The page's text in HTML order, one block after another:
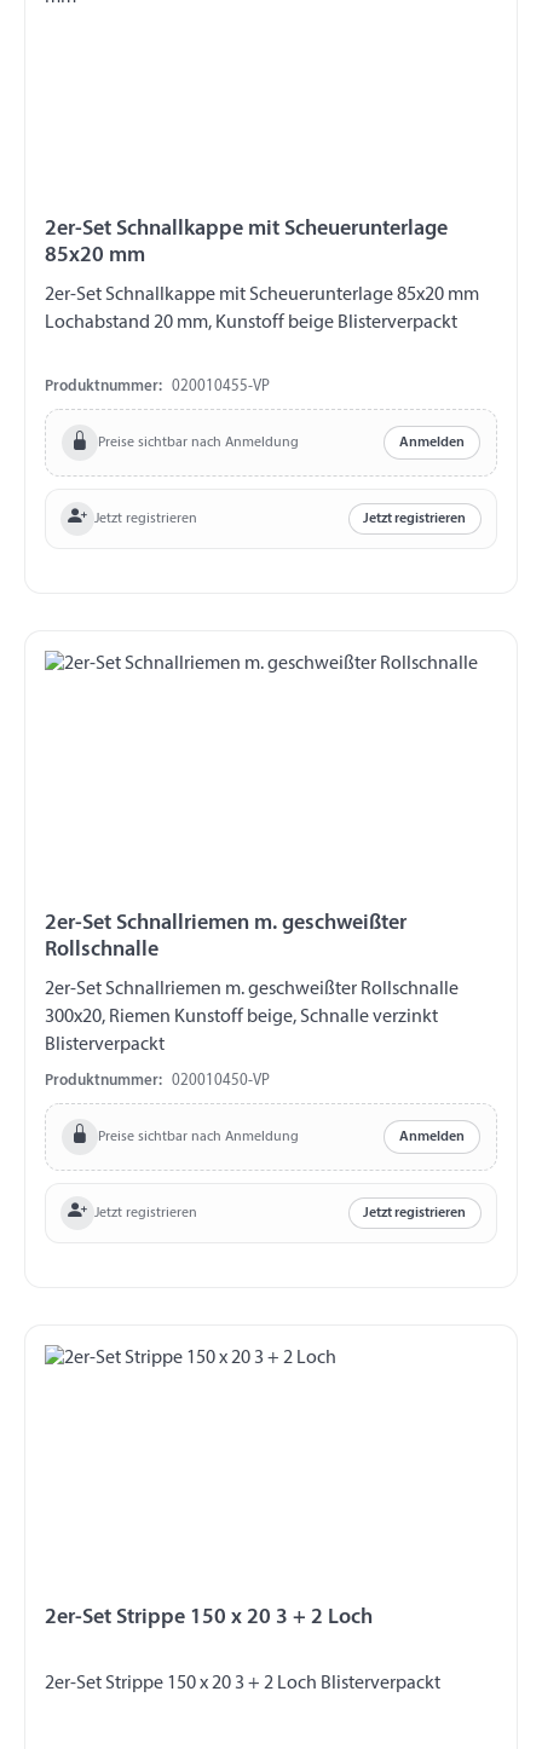
2er-Set Schnallkappe mit Scheuerunterlage
85x20 mm
2er-Set Schnallkappe mit Scheuerunterlage 85x20 mm
Lochabstand 20 mm, Kunstoff beige Blisterverpackt
Produktnummer: 020010455-VP
Preise sichtbar nach Anmeldung Anmelden
Jetzt registrieren Jetzt registrieren
2er-Set Schnallriemen m. geschweißter
Rollschnalle
2er-Set Schnallriemen m. geschweißter Rollschnalle
300x20, Riemen Kunstoff beige, Schnalle verzinkt
Blisterverpackt
Produktnummer: 020010450-VP
Preise sichtbar nach Anmeldung Anmelden
Jetzt registrieren Jetzt registrieren
2er-Set Strippe 150 x 20 3 + 2 Loch
2er-Set Strippe 150 x 20 3 + 2 Loch Blisterverpackt